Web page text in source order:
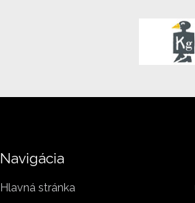
Navigácia
Hlavná stránka